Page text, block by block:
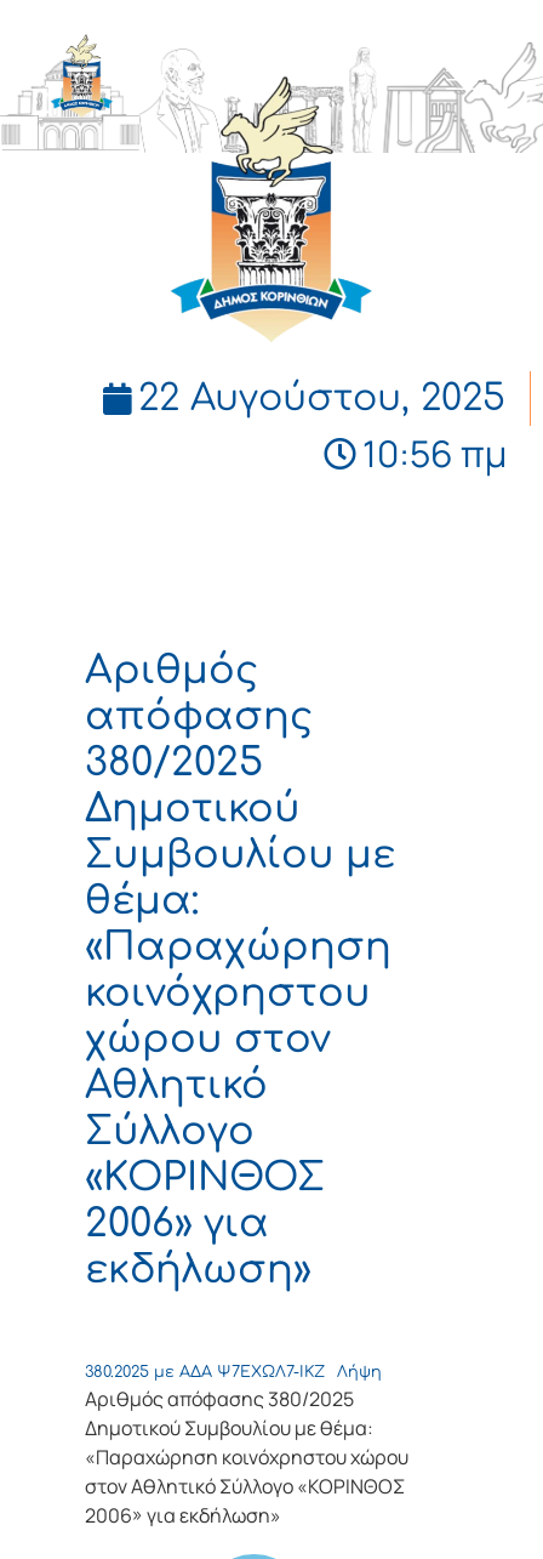
ΔΗΜΟΣ
ΚΟΡΙΝΘΙΩΝ
22 Αυγούστου, 2025
10:56 πμ
Αριθμός
απόφασης
380/2025
Δημοτικού
Συμβουλίου με
θέμα:
«Παραχώρηση
κοινόχρηστου
χώρου στον
Αθλητικό
Σύλλογο
«ΚΟΡΙΝΘΟΣ
2006» για
εκδήλωση»
380.2025 με ΑΔΑ Ψ7ΕΧΩΛ7-ΙΚΖ Λήψη
Αριθμός απόφασης 380/2025
Δημοτικού Συμβουλίου με θέμα:
«Παραχώρηση κοινόχρηστου χώρου
στον Αθλητικό Σύλλογο «ΚΟΡΙΝΘΟΣ
2006» για εκδήλωση»